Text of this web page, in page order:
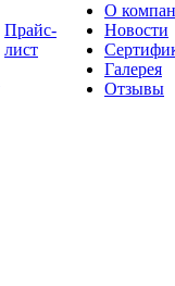
Прайс-
лист
О
Новости
Галерея
Отзывы